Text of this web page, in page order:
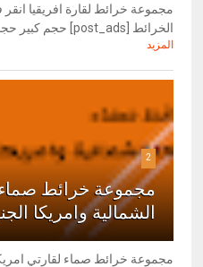
مجموعة خرائط لقارة افريقيا
الخرائط [post_ads] حجم كبير حجم متوسط حجم صغير [p...
المزيد
2
مجموعة خرائط صماء
الشمالية وامريكا
مجموعة خرائط صماء لقارتي امريكا